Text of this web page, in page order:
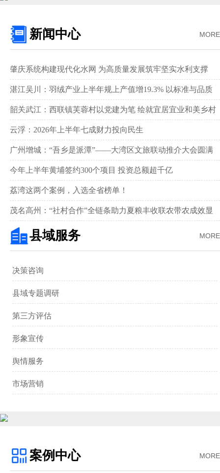
MORE
新闻中心
肇庆系统构建现代化水网 为高质量发展筑牢坚实水利支撑‌
湛江吴川：羽绒产业上半年规上产值增19.3% 以标准与品质
领跑全国赛道‌
韶关武江：西联镇芙蓉村以党建为笔 绘就宜居宜业和美乡村
新画卷‌
云浮：2026年上半年七成财力投向民生
广州增城：“吾乡是派潭”——大湾区文旅联动推介大会圆满
举行
今年上半年黄埔签约300个项目 投资总额超千亿
荔湾这两个案例，入选全省榜单！
茂名高州：“社村合作”全链条助力夏粮丰收联农带农成效显
著‌
MORE
县域服务
决策咨询
县域专题调研
第三方评估
形象宣传
舆情服务
市场营销
MORE
案例中心